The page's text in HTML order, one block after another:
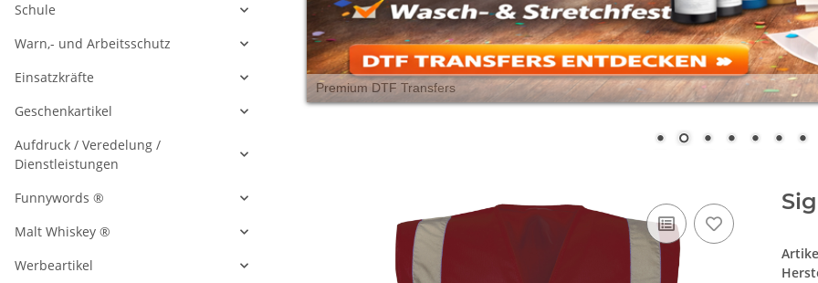
Schule
Warn,- und Arbeitsschutz
Einsatzkräfte
Geschenkartikel
Aufdruck / Veredelung /
Dienstleistungen
Funnywords ®
Malt Whiskey ®
Werbeartikel